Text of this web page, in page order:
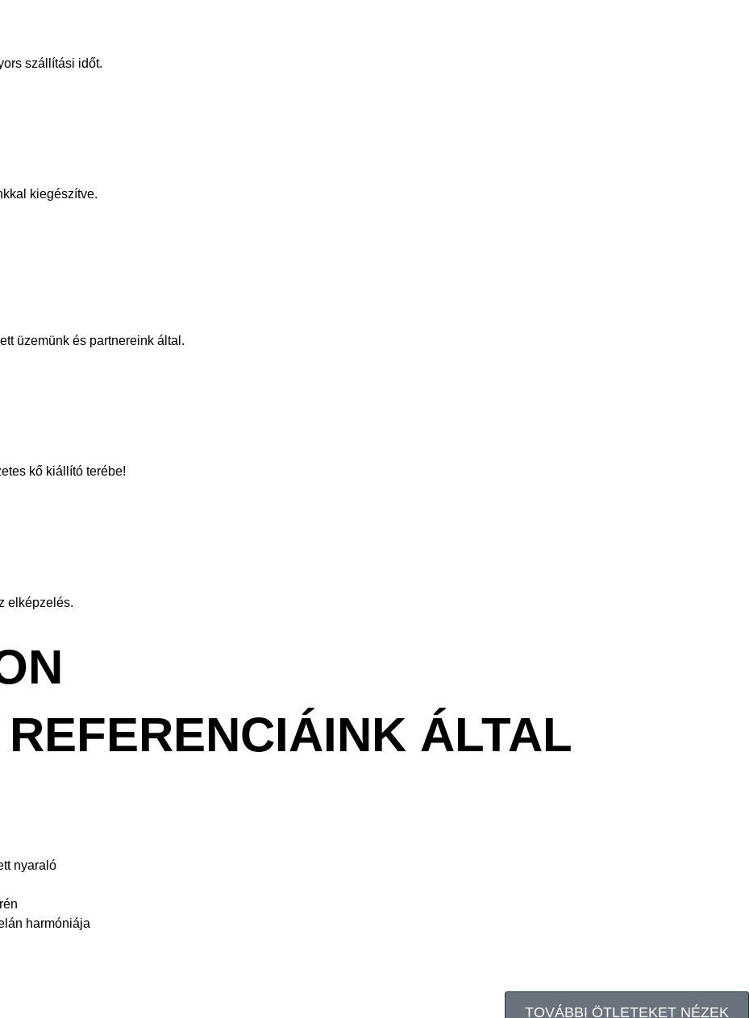
szállítási időt.
kiegészítve.
üzemünk és partnereink által.
kő kiállító terébe!
elképzelés.
ÁLTAL
nyaraló
harmóniája
TOVÁBBI ÖTLETEKET NÉZEK